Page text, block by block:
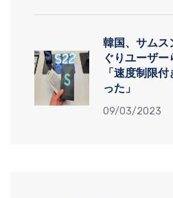
韓国、サムス
ぐりユーザ
「速度制限
った」
09/03/2023